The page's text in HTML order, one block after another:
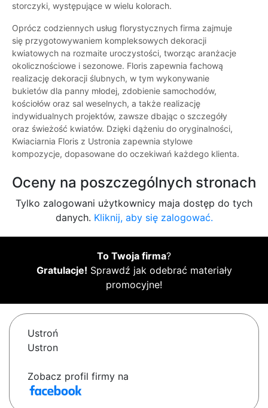
storczyki, występujące w wielu kolorach.
Oprócz codziennych usług florystycznych firma zajmuje
się przygotowywaniem kompleksowych dekoracji
kwiatowych na rozmaite uroczystości, tworząc aranżacje
okolicznościowe i sezonowe. Floris zapewnia fachową
realizację dekoracji ślubnych, w tym wykonywanie
bukietów dla panny młodej, zdobienie samochodów,
kościołów oraz sal weselnych, a także realizację
indywidualnych projektów, zawsze dbając o szczegóły
oraz świeżość kwiatów. Dzięki dążeniu do oryginalności,
Kwiaciarnia Floris z Ustronia zapewnia stylowe
kompozycje, dopasowane do oczekiwań każdego klienta.
Oceny na poszczególnych stronach
Tylko zalogowani użytkownicy maja dostęp do tych
danych. Kliknij, aby się zalogować.
To Twoja firma?
Gratulacje! Sprawdź jak odebrać materiały
promocyjne!
Ustroń
Ustron
Zobacz profil firmy na